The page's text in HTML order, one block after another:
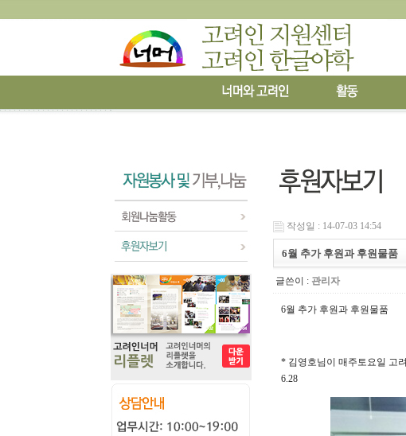
작성일 : 14-07-03 14:54
6월 추가 후원과 후원물품
글쓴이 : 관리자
6월 추가 후원과 후원물품
* 김영호님이 매주토요일 고
6.28